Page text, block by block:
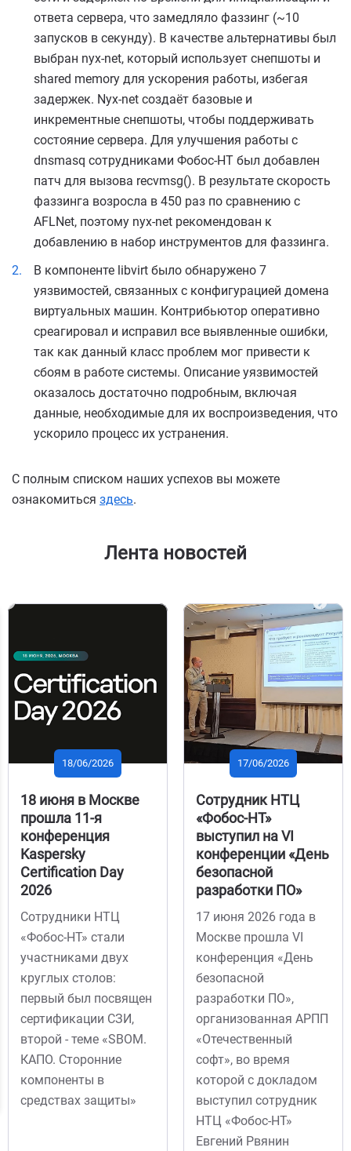
ответа сервера, что замедляло фаззинг (~10
запусков в секунду). В качестве альтернативы был
выбран nyx-net, который использует снепшоты и
shared memory для ускорения работы, избегая
задержек. Nyx-net создаёт базовые и
инкрементные снепшоты, чтобы поддерживать
состояние сервера. Для улучшения работы с
dnsmasq сотрудниками Фобос-НТ был добавлен
патч для вызова recvmsg(). В результате скорость
фаззинга возросла в 450 раз по сравнению с
AFLNet, поэтому nyx-net рекомендован к
добавлению в набор инструментов для фаззинга.
В компоненте libvirt было обнаружено 7
уязвимостей, связанных с конфигурацией домена
виртуальных машин. Контрибьютор оперативно
среагировал и исправил все выявленные ошибки,
так как данный класс проблем мог привести к
сбоям в работе системы. Описание уязвимостей
оказалось достаточно подробным, включая
данные, необходимые для их воспроизведения, что
ускорило процесс их устранения.
С полным списком наших успехов вы можете
ознакомиться здесь.
Лента новостей
PREVIOUS
18/06/2026
18 июня в Москве
прошла 11-я
конференция
Kaspersky
Certification Day
2026
Сотрудники НТЦ
«Фобос-НТ» стали
участниками двух
круглых столов:
первый был посвящен
сертификации СЗИ,
второй - теме «SBOM.
КАПО. Сторонние
компоненты в
средствах защиты»
17/06/2026
Сотрудник НТЦ
«Фобос-НТ»
выступил на VI
конференции «День
безопасной
разработки ПО»
17 июня 2026 года в
Москве прошла VI
конференция «День
безопасной
разработки ПО»,
организованная АРПП
«Отечественный
софт», во время
которой с докладом
выступил сотрудник
НТЦ «Фобос-НТ»
Евгений Рвянин